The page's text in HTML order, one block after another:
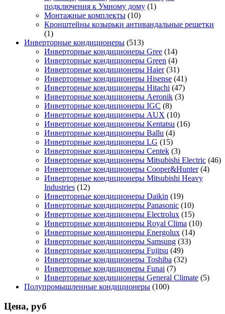
подключения к Умному дому (1)
Монтажные комплекты (10)
Кронштейны козырьки антивандальные решетки
(1)
Инверторные кондиционеры (513)
Инверторные кондиционеры Gree (14)
Инверторные кондиционеры Green (4)
Инверторные кондиционеры Haier (31)
Инверторные кондиционеры Hisense (41)
Инверторные кондиционеры Hitachi (47)
Инверторные кондиционеры Aeronik (3)
Инверторные кондиционеры IGC (8)
Инверторные кондиционеры AUX (10)
Инверторные кондиционеры Kentatsu (16)
Инверторные кондиционеры Ballu (4)
Инверторные кондиционеры LG (15)
Инверторные кондиционеры Centek (3)
Инверторные кондиционеры Mitsubishi Electric (46)
Инверторные кондиционеры Cooper&Hunter (4)
Инверторные кондиционеры Mitsubishi Heavy
Industries (12)
Инверторные кондиционеры Daikin (19)
Инверторные кондиционеры Panasonic (10)
Инверторные кондиционеры Electrolux (15)
Инверторные кондиционеры Royal Clima (10)
Инверторные кондиционеры Energolux (14)
Инверторные кондиционеры Samsung (33)
Инверторные кондиционеры Fujitsu (49)
Инверторные кондиционеры Toshiba (32)
Инверторные кондиционеры Funai (7)
Инверторные кондиционеры General Climate (5)
Полупромышленные кондиционеры (100)
Цена, руб